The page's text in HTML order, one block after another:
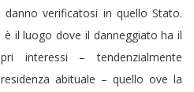
verificatosi in quello Stato.
il luogo dove il danneggiato ha il
interessi – tendenzialmente
abituale – quello ove la